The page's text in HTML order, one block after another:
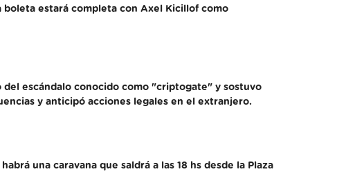
boleta estará completa con Axel Kicillof como
escándalo conocido como "criptogate" y sostuvo
y anticipó acciones legales en el extranjero.
una caravana que saldrá a las 18 hs desde la Plaza